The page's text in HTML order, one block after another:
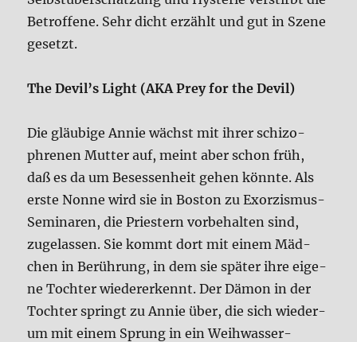
Betrof­fe­ne. Sehr dicht erzählt und gut in Sze­ne
gesetzt.
The Devil’s Light (AKA Prey for the Devil)
Die gläu­bi­ge Annie wächst mit ihrer schi­zo­
phre­nen Mut­ter auf, meint aber schon früh,
daß es da um Beses­sen­heit gehen könn­te. Als
erste Non­ne wird sie in Bos­ton zu Exor­zis­mus-
Semi­na­ren, die Prie­stern vor­be­hal­ten sind,
zuge­las­sen. Sie kommt dort mit einem Mäd­
chen in Berüh­rung, in dem sie spä­ter ihre eige­
ne Toch­ter wie­der­erkennt. Der Dämon in der
Toch­ter springt zu Annie über, die sich wie­der­
um mit einem Sprung in ein Weihwasser-